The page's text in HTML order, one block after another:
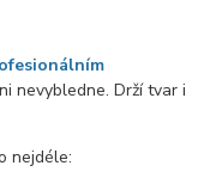
nevybledne. Drží tvar i
nejdéle: